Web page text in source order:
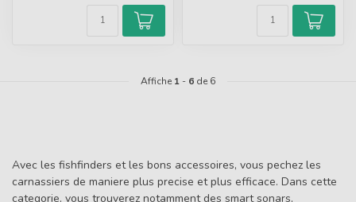
Affiche 1 - 6 de 6
Avec les fishfinders et les bons accessoires, vous pechez les
carnassiers de maniere plus precise et plus efficace. Dans cette
categorie, vous trouverez notamment des smart sonars,